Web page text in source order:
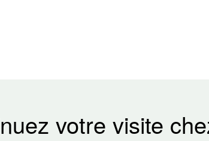
votre visite